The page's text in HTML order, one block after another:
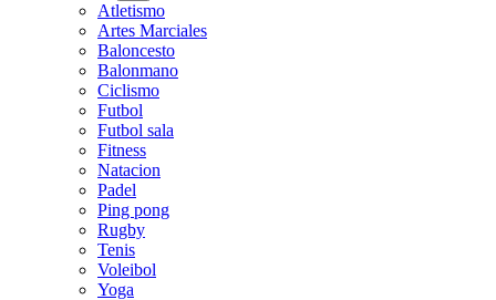
Atletismo
Artes Marciales
Baloncesto
Balonmano
Ciclismo
Futbol
Futbol sala
Fitness
Natacion
Padel
Ping pong
Rugby
Tenis
Voleibol
Yoga